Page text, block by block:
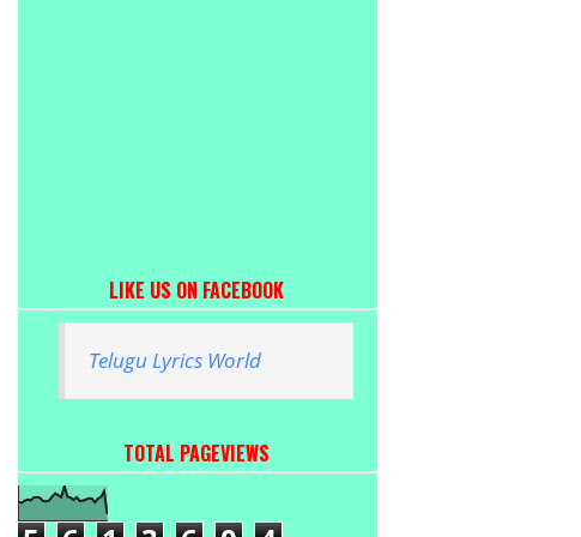
LIKE US ON FACEBOOK
Telugu Lyrics World
TOTAL PAGEVIEWS